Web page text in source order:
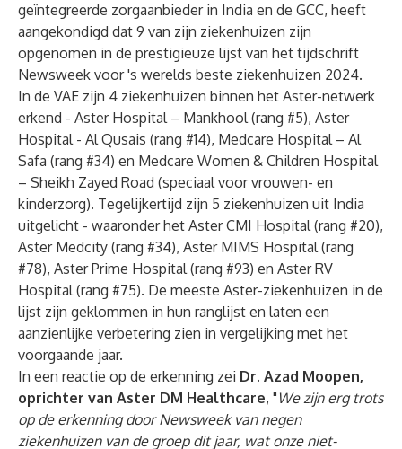
geïntegreerde zorgaanbieder in India en de GCC, heeft
aangekondigd dat 9 van zijn ziekenhuizen zijn
opgenomen in de prestigieuze lijst van het tijdschrift
Newsweek voor 's werelds beste ziekenhuizen 2024.
In de VAE zijn 4 ziekenhuizen binnen het Aster-netwerk
erkend - Aster Hospital – Mankhool (rang #5), Aster
Hospital - Al Qusais (rang #14), Medcare Hospital – Al
Safa (rang #34) en Medcare Women & Children Hospital
– Sheikh Zayed Road (speciaal voor vrouwen- en
kinderzorg). Tegelijkertijd zijn 5 ziekenhuizen uit India
uitgelicht - waaronder het Aster CMI Hospital (rang #20),
Aster Medcity (rang #34), Aster MIMS Hospital (rang
#78), Aster Prime Hospital (rang #93) en Aster RV
Hospital (rang #75). De meeste Aster-ziekenhuizen in de
lijst zijn geklommen in hun ranglijst en laten een
aanzienlijke verbetering zien in vergelijking met het
voorgaande jaar.
In een reactie op de erkenning zei Dr. Azad Moopen,
oprichter van Aster DM Healthcare, " We zijn erg trots
op de erkenning door Newsweek van negen
ziekenhuizen van de groep dit jaar, wat onze niet-